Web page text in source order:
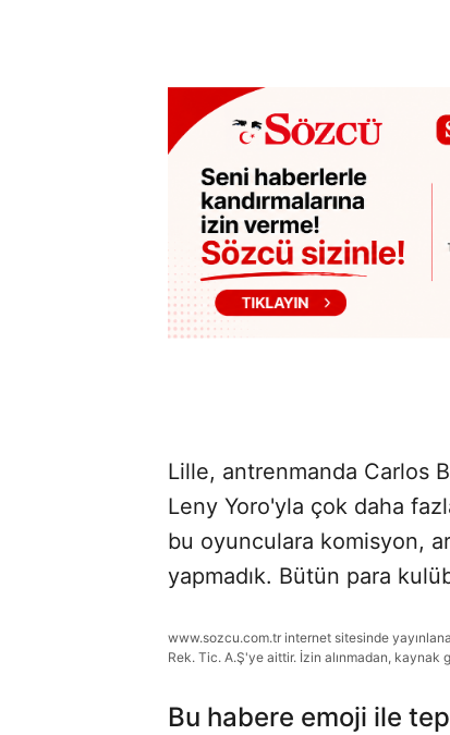
Lille, antrenmanda Carlos
Leny Yoro'yla çok daha
bu oyunculara komisyon,
yapmadık. Bütün para
www.sozcu.com.tr internet sitesinde
Rek. Tic. A.Ş'ye aittir. İzin alınmadan,
Bu habere emoji ile